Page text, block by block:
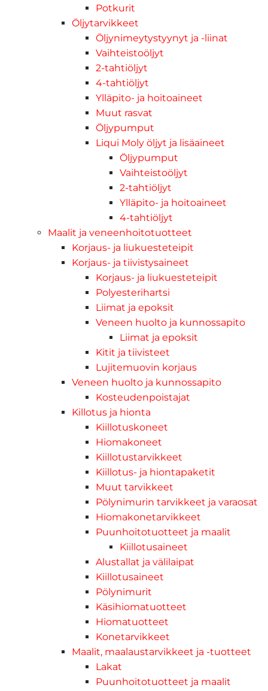
Potkurit
Öljytarvikkeet
Öljynimeytystyynyt ja -liinat
Vaihteistoöljyt
2-tahtiöljyt
4-tahtiöljyt
Ylläpito- ja hoitoaineet
Muut rasvat
Öljypumput
Liqui Moly öljyt ja lisäaineet
Öljypumput
Vaihteistoöljyt
2-tahtiöljyt
Ylläpito- ja hoitoaineet
4-tahtiöljyt
Maalit ja veneenhoitotuotteet
Korjaus- ja liukuesteteipit
Korjaus- ja tiivistysaineet
Korjaus- ja liukuesteteipit
Polyesterihartsi
Liimat ja epoksit
Veneen huolto ja kunnossapito
Liimat ja epoksit
Kitit ja tiivisteet
Lujitemuovin korjaus
Veneen huolto ja kunnossapito
Kosteudenpoistajat
Killotus ja hionta
Kiillotuskoneet
Hiomakoneet
Kiillotustarvikkeet
Kiillotus- ja hiontapaketit
Muut tarvikkeet
Pölynimurin tarvikkeet ja varaosat
Hiomakonetarvikkeet
Puunhoitotuotteet ja maalit
Kiillotusaineet
Alustallat ja välilaipat
Kiillotusaineet
Pölynimurit
Käsihiomatuotteet
Hiomatuotteet
Konetarvikkeet
Maalit, maalaustarvikkeet ja -tuotteet
Lakat
Puunhoitotuotteet ja maalit